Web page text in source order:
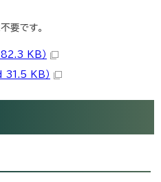
要です。
KB）
31.5 KB）